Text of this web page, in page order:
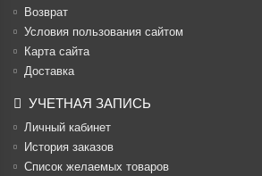
Возврат
Условия пользования сайтом
Карта сайта
Доставка
УЧЕТНАЯ ЗАПИСЬ
Личный кабинет
История заказов
Список желаемых товаров